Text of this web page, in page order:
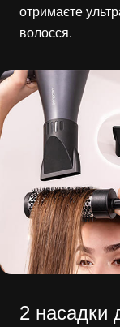
отримаєте
волосся.
2 насадки